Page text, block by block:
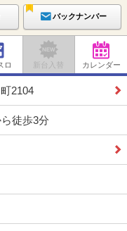
バックナンバー
ロ 新台入替 カレンダー
2104
徒歩3分